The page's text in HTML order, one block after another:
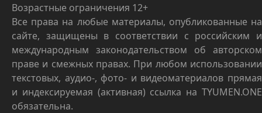
Возрастные ограничения 12+
Все права на любые материалы, опубликованные на
сайте, защищены в соответствии с российским и
международным законодательством об авторском
праве и смежных правах. При любом использовании
текстовых, аудио-, фото- и видеоматериалов прямая
и индексируемая (активная) ссылка на TYUMEN.ONE
обязательна.